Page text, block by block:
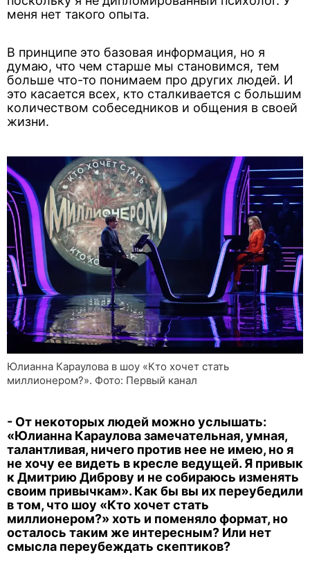
меня нет такого опыта.
В принципе это базовая информация, но я
думаю, что чем старше мы становимся, тем
больше что-то понимаем про других людей. И
это касается всех, кто сталкивается с большим
количеством собеседников и общения в своей
жизни.
Юлианна Караулова в шоу «Кто хочет стать
миллионером?». Фото: Первый канал
- От некоторых людей можно услышать:
«Юлианна Караулова замечательная, умная,
талантливая, ничего против нее не имею, но я
не хочу ее видеть в кресле ведущей. Я привык
к Дмитрию Диброву и не собираюсь изменять
своим привычкам». Как бы вы их переубедили
в том, что шоу «Кто хочет стать
миллионером?» хоть и поменяло формат, но
осталось таким же интересным? Или нет
смысла переубеждать скептиков?